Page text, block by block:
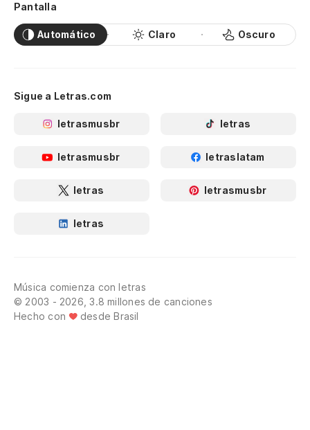
Pantalla
Automático Claro Oscuro
Sigue a Letras.com
letrasmusbr letras
letrasmusbr letraslatam
letras letrasmusbr
letras
Música comienza con letras
© 2003 - 2026, 3.8 millones de canciones
Hecho con
desde Brasil